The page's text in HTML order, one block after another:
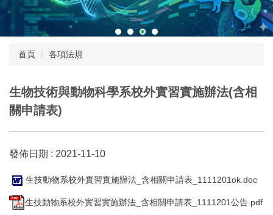
首頁 各項法規
生物技術與動物科學系校外實習實施辦法(含相
關申請表)
發佈日期 : 2021-11-10
生技動物系校外實習實施辦法_含相關申請表_1111201ok.doc
生技動物系校外實習實施辦法_含相關申請表_1111201公告.pdf